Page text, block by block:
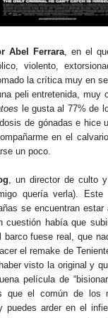
Abel Ferrara, en el
violento,
la crítica muy en
peli entretenida, muy
le gusta al 77% de
de gónadas e hice
en el
un poco.
, un director de culto
quería verla). Este
se encuentran
había que
fuese real, que
el remake de
visto la original y
película de
que el común de los
arder en el